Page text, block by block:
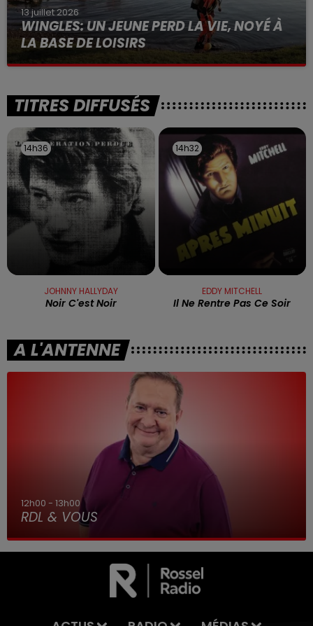
13 juillet 2026
WINGLES: UN JEUNE PERD LA VIE, NOYÉ À
LA BASE DE LOISIRS
La victime a coulé à pic
TITRES DIFFUSÉS
14h36
14h36
JOHNNY HALLYDAY
Noir C'est Noir
14h32
14h32
EDDY MITCHELL
Il Ne Rentre Pas Ce Soir
A L'ANTENNE
12h00 - 13h00
RDL & VOUS